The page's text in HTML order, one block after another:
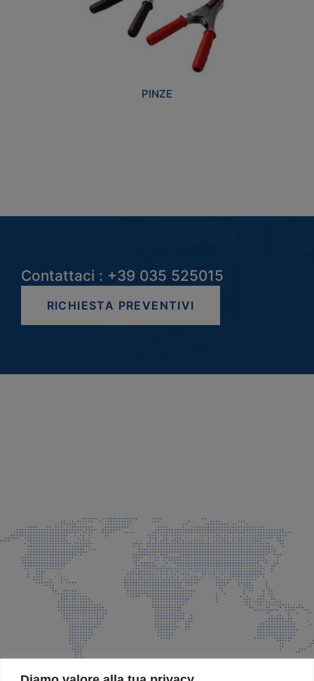
PINZE
Contattaci : +39 035 525015
RICHIESTA PREVENTIVI
info@faeg.it
COMMERCIALE E SPEDIZIONI
Via Padre Elzi, 32 Grassobbio (BG)
035 525015
035 335037
info@faeg.it
SITE MAP